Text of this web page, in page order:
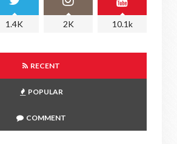
1.4K 2K 10.1k
RECENT
POPULAR
COMMENT